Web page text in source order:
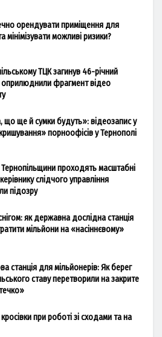
орендувати приміщення для
мінімізувати можливі ризики?
ТЦК загинув 46-річний
оприлюднили фрагмент відео
що ще й сумки будуть»: відеозапис у
порноофісів у Тернополі
Тернопільщини проходять масштабні
слідчого управління
підозру
як державна дослідна станція
мільйони на «насіннєвому»
станція для мільйонерів: Як берег
ставу перетворили на закрите
кросівки при роботі зі сходами та на